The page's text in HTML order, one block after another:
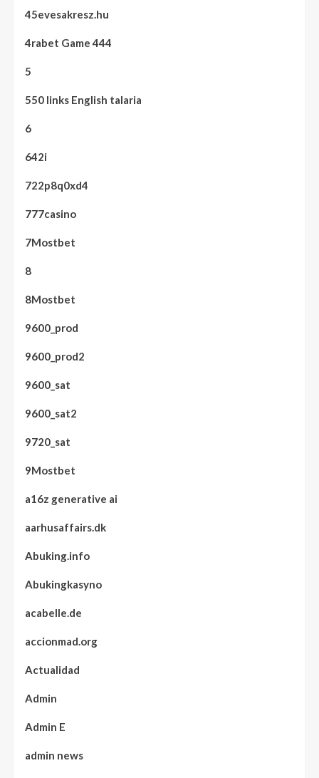
45evesakresz.hu
4rabet Game 444
5
550 links English talaria
6
642i
722p8q0xd4
777casino
7Mostbet
8
8Mostbet
9600_prod
9600_prod2
9600_sat
9600_sat2
9720_sat
9Mostbet
a16z generative ai
aarhusaffairs.dk
Abuking.info
Abukingkasyno
acabelle.de
accionmad.org
Actualidad
Admin
Admin E
admin news